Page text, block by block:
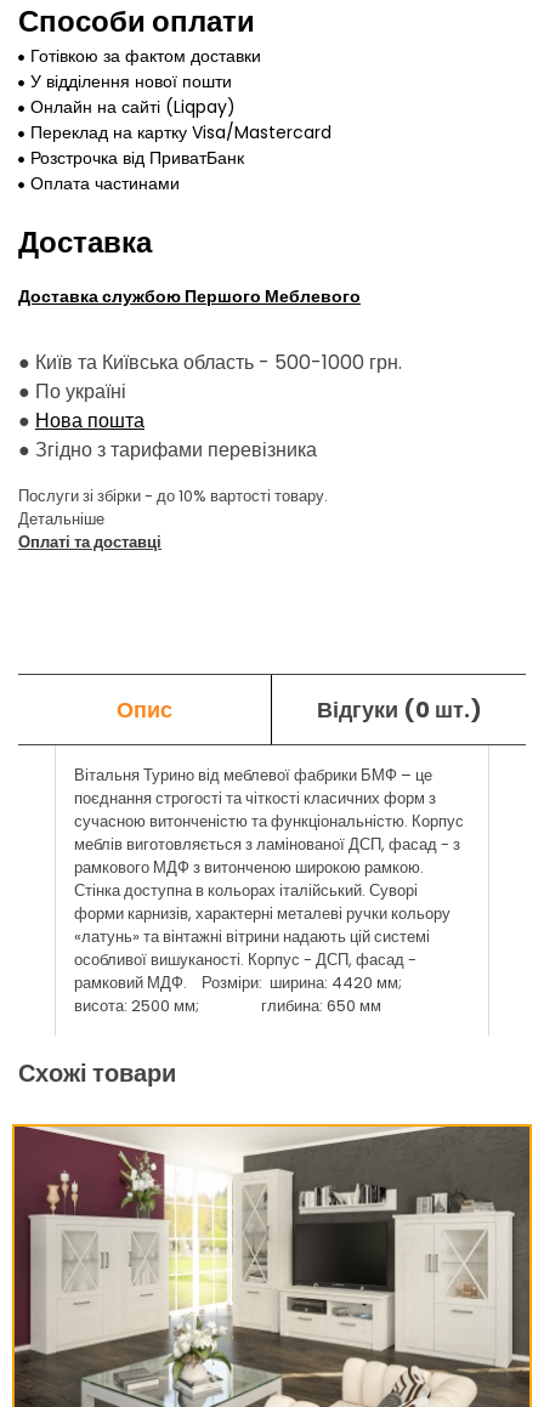
Способи оплати
Готівкою за фактом доставки
У відділення нової пошти
Онлайн на сайті (Liqpay)
Переклад на картку Visa/Mastercard
Розстрочка від ПриватБанк
Оплата частинами
Доставка
Доставка службою Першого Меблевого
● Київ та Київська область - 500-1000 грн.
● По україні
● Нова пошта
● Згідно з тарифами перевізника
Послуги зі збірки - до 10% вартості товару.
Детальніше
Оплаті та доставці
Опис Відгуки (0 шт.)
Вітальня Турино від меблевої фабрики БМФ – це
поєднання строгості та чіткості класичних форм з
сучасною витонченістю та функціональністю. Корпус
меблів виготовляється з ламінованої ДСП, фасад - з
рамкового МДФ з витонченою широкою рамкою.
Стінка доступна в кольорах італійський. Суворі
форми карнизів, характерні металеві ручки кольору
«латунь» та вінтажні вітрини надають цій системі
особливої ​​вишуканості. Корпус - ДСП, фасад -
рамковий МДФ. Розміри: ширина: 4420 мм;
висота: 2500 мм; глибина: 650 мм
Схожі товари